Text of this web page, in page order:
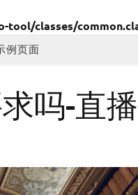
classes/
例页面
吗-直